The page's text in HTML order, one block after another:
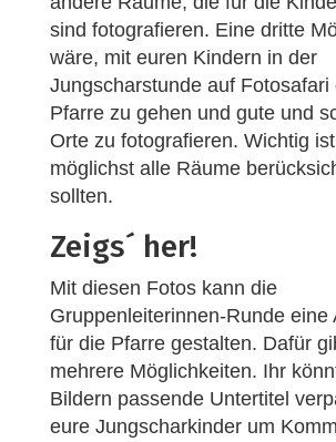
sind fotografieren. Eine dritte
wäre, mit euren Kindern in der
Jungscharstunde auf Fotosafari
Pfarre zu gehen und gute und
Orte zu fotografieren. Wichtig
möglichst alle Räume
sollten.
Zeigs´ her!
Mit diesen Fotos kann die
Gruppenleiterinnen-Runde eine
für die Pfarre gestalten. Dafür
mehrere Möglichkeiten. Ihr
Bildern passende Untertitel
eure Jungscharkinder um